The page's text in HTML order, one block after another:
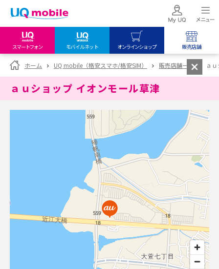
スマートフォン モバイルネット オンラインショップ 販売店舗
my UQ WiMAX
UQ WiMAX ご契約の方
My UQ mobile
データチャージサイト
UQ mobile
オンラインショップ
UQ WiMAX
UQ mobile
販売店舗
UQ WiMAX
ホーム UQ mobile（格安スマホ/格安SIM） 販売店舗一覧 ａ
ａｕショップ イオンモール草津